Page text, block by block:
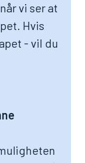
vi ser at
Hvis
- vil du